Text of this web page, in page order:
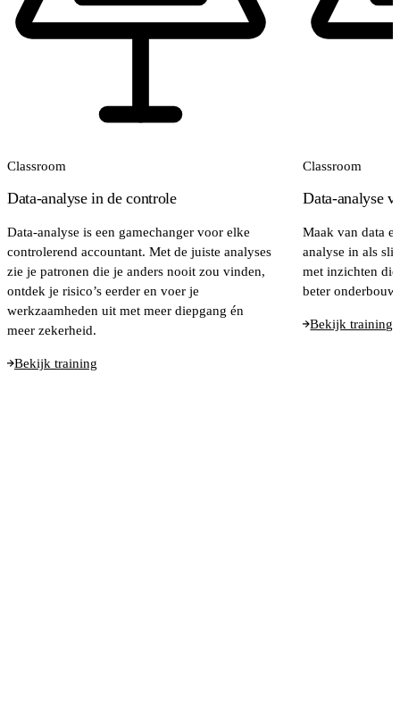
Classroom
Data-analyse in de controle
Data-analyse is een gamechanger voor elke
controlerend accountant. Met de juiste analyses
zie je patronen die je anders nooit zou vinden,
ontdek je risico’s eerder en voer je
werkzaamheden uit met meer diepgang én
meer zekerheid.
Bekijk training
Classroom
Data-analyse
Maak van data
analyse in als
met inzichten
beter
Bekijk training